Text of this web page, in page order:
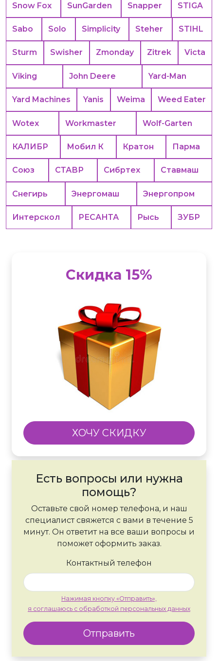
Snow Fox SunGarden Snapper STIGA
Sabo Solo Simplicity Steher STIHL
Sturm Swisher Zmonday Zitrek Victa
Viking John Deere Yard-Man
Yard Machines Yanis Weima Weed Eater
Wotex Workmaster Wolf-Garten
КАЛИБР Мобил К Кратон Парма
Союз СТАВР Сибртех Ставмаш
Снегирь Энергомаш Энергопром
Интерскол РЕСАНТА Рысь ЗУБР
Скидка 15%
ХОЧУ СКИДКУ
Есть вопросы или нужна
помощь?
Оставьте свой номер телефона, и наш
специалист свяжется с вами в течение 5
минут. Он ответит на все ваши вопросы и
поможет оформить заказ.
Контактный телефон
Нажимая кнопку «Отправить»,
я соглашаюсь с обработкой персональных данных
Отправить